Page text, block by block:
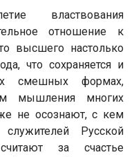
властвования
отношение к
высшего настолько
что сохраняется и
смешных формах,
мышления многих
не осознают, с кем
Русской
за счастье